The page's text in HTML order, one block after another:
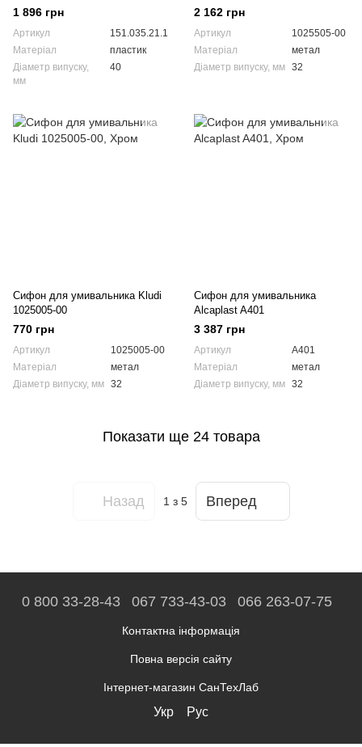
1 896 грн
Артикул
151.035.21.1
Матеріал
пластик
Діаметр випуску,
мм
40
2 162 грн
Артикул
1025505-00
Матеріал
метал
Діаметр випуску, мм 32
Сифон для умивальника Kludi
1025005-00
770 грн
Артикул
1025005-00
Матеріал
метал
Діаметр випуску, мм 32
Сифон для умивальника
Alcaplast A401
3 387 грн
Артикул
A401
Матеріал
метал
Діаметр випуску, мм 32
Показати ще 24 товара
Назад 1 з 5 Вперед
0 800 33-28-43 067 733-43-03 066 263-07-75
Контактна інформація
Повна версія сайту
Інтернет-магазин СанТехЛаб
Укр Рус